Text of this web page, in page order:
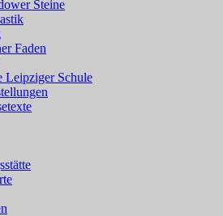
Steine
Faden
Leipziger Schule